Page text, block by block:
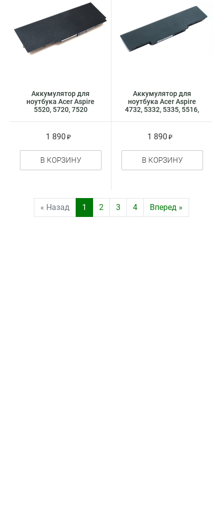
Аккумулятор для
ноутбука Acer Aspire
5520, 5720, 7520
1 890
В КОРЗИНУ
Аккумулятор для
ноутбука Acer Aspire
4732, 5332, 5335, 5516,
1 890
В КОРЗИНУ
« Назад 1 2 3 4 Вперед »